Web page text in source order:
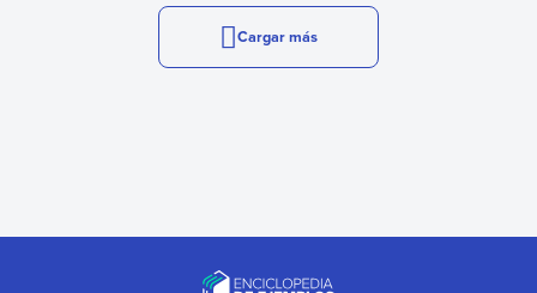
Cargar más